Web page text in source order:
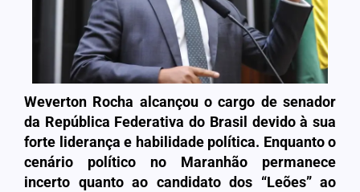
Weverton Rocha alcançou o cargo de senador
da República Federativa do Brasil devido à sua
forte liderança e habilidade política. Enquanto o
cenário político no Maranhão permanece
incerto quanto ao candidato dos “Leões” ao